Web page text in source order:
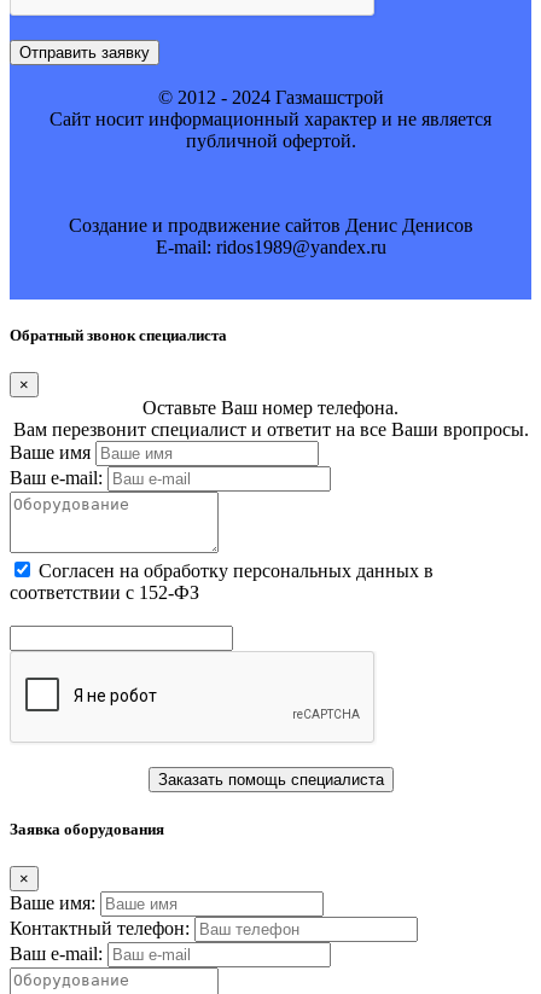
Отправить заявку
© 2012 - 2024 Газмашстрой
Cайт носит информационный характер и не является
публичной офертой.
Создание и продвижение сайтов Денис Денисов
E-mail: ridos1989@yandex.ru
Обратный звонок специалиста
×
Оставьте Ваш номер телефона.
Вам перезвонит специалист и ответит на все Ваши вропросы.
Ваше имя
Ваш e-mail:
Cогласен на обработку персональных данных в
соответствии с 152-ФЗ
Заказать помощь специалиста
Заявка оборудования
×
Ваше имя:
Контактный телефон:
Ваш e-mail: